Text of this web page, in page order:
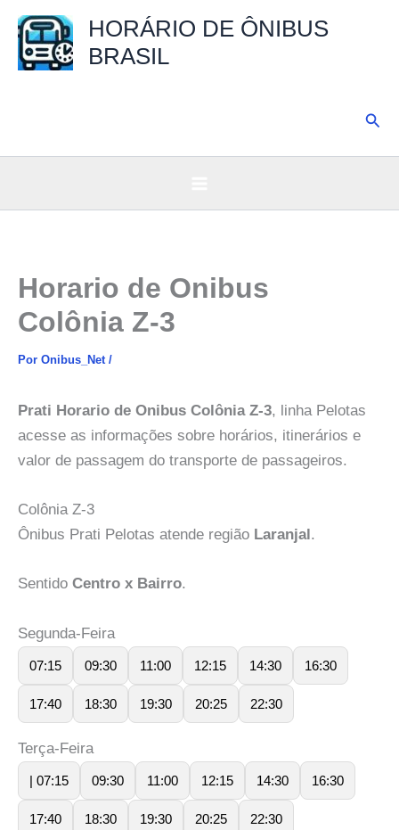
para
HORÁRIO DE ÔNIBUS
BRASIL
Horario de Onibus
Colônia Z-3
Por Onibus_Net /
Prati Horario de Onibus Colônia Z-3, linha Pelotas
acesse as informações sobre horários, itinerários e
valor de passagem do transporte de passageiros.
Colônia Z-3
Ônibus Prati Pelotas atende região Laranjal .
Sentido Centro x Bairro.
Segunda-Feira
07:15 09:30 11:00 12:15 14:30 16:30
17:40 18:30 19:30 20:25 22:30
Terça-Feira
| 07:15 09:30 11:00 12:15 14:30 16:30
17:40 18:30 19:30 20:25 22:30